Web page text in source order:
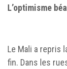
L’optimisme
Le Mali a repris
fin. Dans les